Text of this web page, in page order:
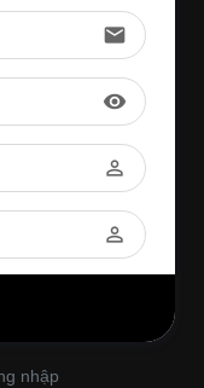
email
visibility
perm_identity
perm_identity
nhập